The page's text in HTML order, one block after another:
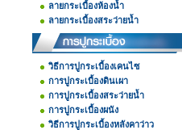
ลายกระเบื้องห้องน้ำ
ลายกระเบื้องสระว่ายน้ำ
วิธีการปูกระเบื้องเคนไซ
การปูกระเบื้องดินเผา
การปูกระเบื้องสระว่ายน้ำ
การปูกระเบื้องผนัง
วิธีการปูกระเบื้องหลังคาว่าว